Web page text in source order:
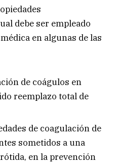
debe ser empleado
en algunas de las
de coágulos en
reemplazo total de
de coagulación de
sometidos a una
en la prevención